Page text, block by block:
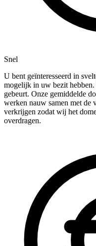
Snel
U bent geïnteresseerd in
mogelijk in uw bezit
gebeurt. Onze gemiddelde
werken nauw samen met de
verkrijgen zodat wij het
overdragen.